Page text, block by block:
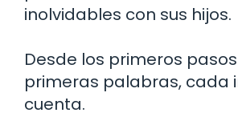
inolvidables con sus hijos.
Desde los primeros
primeras palabras, cada
cuenta.